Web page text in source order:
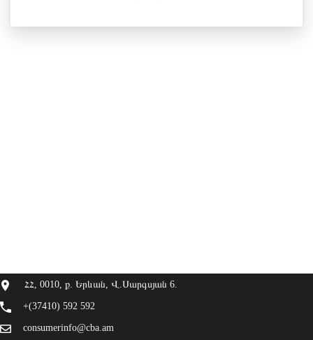
ՀՀ, 0010, ք. Երևան, Վ.Սարգսյան 6.
+(37410) 592 592
consumerinfo@cba.am